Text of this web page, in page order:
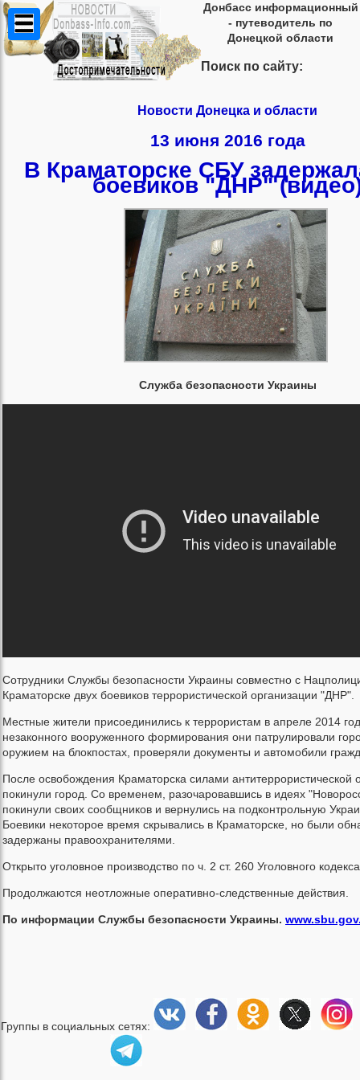
Донбасс информационный
- путеводитель по
Донецкой области
Поиск по сайту:
Новости Донецка и области
13 июня 2016 года
В Краматорске СБУ
боевиков "ДНР"
Служба безопасности Украины
Сотрудники Службы безопасности Украины совместно с
Краматорске двух боевиков террористической организации "ДНР".
Местные жители присоединились к террористам в апреле 2014
незаконного вооруженного формирования они патрулировали
оружием на блокпостах, проверяли документы и автомобили
После освобождения Краматорска силами антитеррористической
покинули город. Со временем, разочаровавшись в идеях
покинули своих сообщников и вернулись на подконтрольную
Боевики некоторое время скрывались в Краматорске, но были
задержаны правоохранителями.
Открыто уголовное производство по ч. 2 ст. 260 Уголовного
Продолжаются неотложные оперативно-следственные действия.
По информации Службы безопасности Украины.
Группы в социальных сетях: